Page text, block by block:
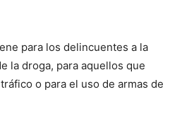
para los delincuentes a la
la droga, para aquellos que
o para el uso de armas de